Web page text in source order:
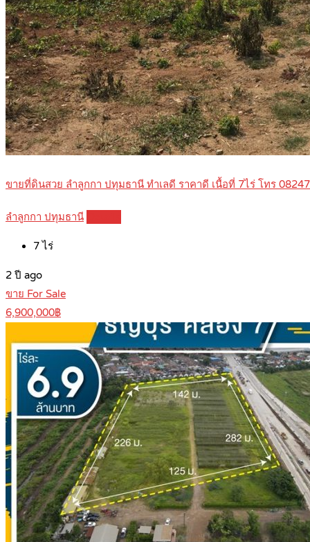
ขายที่ดินสวย ลำลูกกา ปทุมธานี ทำเลดี ราคาดี เนื้อที่ 7ไร่ โทร
ลำลูกกา ปทุมธานี
7ไร่
2 ปี ago
ขาย For Sale
6,900,000฿